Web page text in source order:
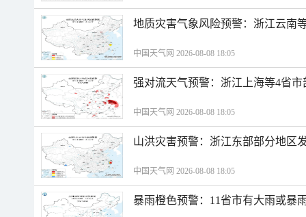
地质灾害气象风险预警：浙江云南
中国天气网 2026-08-08 18:05
强对流天气预警：浙江上海等4省
中国天气网 2026-08-08 18:05
山洪灾害预警：浙江东部部分地区
中国天气网 2026-08-08 18:05
暴雨橙色预警：11省市有大雨或暴